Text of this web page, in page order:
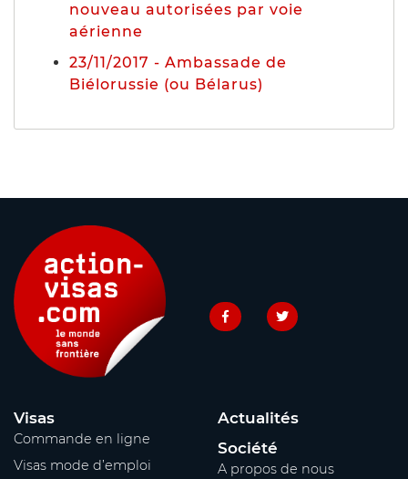
nouveau autorisées par voie
aérienne
23/11/2017 - Ambassade de
Biélorussie (ou Bélarus)
Visas
Commande en ligne
Visas mode d’emploi
Actualités
Société
A propos de nous